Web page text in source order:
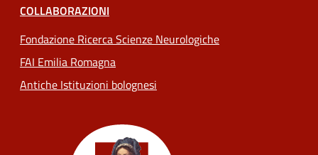
COLLABORAZIONI
Fondazione Ricerca Scienze Neurologiche
FAI Emilia Romagna
Antiche Istituzioni bolognesi